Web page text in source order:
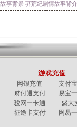
故事背景 莽荒纪剧情故事背
游戏充值
网银充值
支付
财付通支付
易宝
骏网一卡通
盛大
征途卡支付
网易